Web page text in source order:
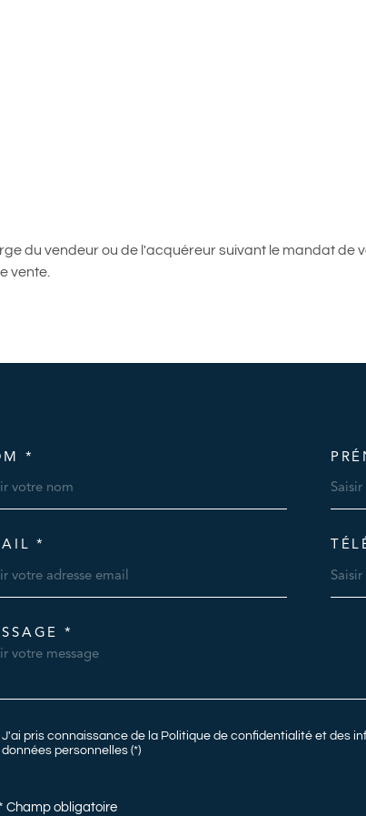
du vendeur ou de l'acquéreur suivant le mandat de
vente.
*
*
*
RÈGLEMENTATION
J'ai pris connaissance de la Politique de confidentialité et des
données personnelles (*)
Champ obligatoire